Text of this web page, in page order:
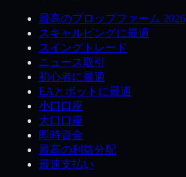
最高のプロップファーム 2026
スキャルピングに最適
スイングトレード
ニュース取引
初心者に最適
EAとボットに最適
小口口座
大口口座
即時資金
最高の利益分配
最速支払い